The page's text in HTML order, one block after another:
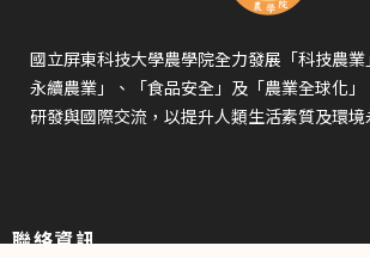
國立屏東科技大學農學院全力發展「科技農
永續農業」、「食品安全」及「農業全球化」
研發與國際交流，以提升人類生活素質及環境
聯絡資訊